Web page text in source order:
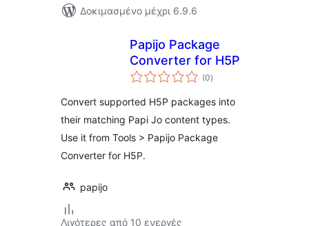
Δοκιμασμένο μέχρι 6.9.6
Papijo Package
Converter for H5P
(0αξιολογήσεις
σύνολο
)
Convert supported H5P packages into
their matching Papi Jo content types.
Use it from Tools > Papijo Package
Converter for H5P.
papijo
Λιγότερες από 10 ενεργές